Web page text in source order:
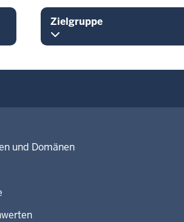
Zielgruppe
und Domänen